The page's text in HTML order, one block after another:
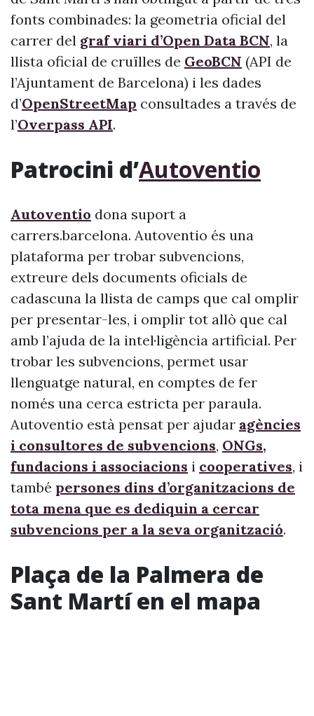
fonts combinades: la geometria oficial del
carrer del graf viari d’Open Data BCN, la
llista oficial de cruïlles de GeoBCN (API de
l’Ajuntament de Barcelona) i les dades
d’OpenStreetMap consultades a través de
l’Overpass API.
Patrocini d’Autoventio
Autoventio dona suport a
carrers.barcelona. Autoventio és una
plataforma per trobar subvencions,
extreure dels documents oficials de
cadascuna la llista de camps que cal omplir
per presentar-les, i omplir tot allò que cal
amb l’ajuda de la intel·ligència artificial. Per
trobar les subvencions, permet usar
llenguatge natural, en comptes de fer
només una cerca estricta per paraula.
Autoventio està pensat per ajudar agències
i consultores de subvencions, ONGs,
fundacions i associacions i cooperatives, i
també persones dins d’organitzacions de
tota mena que es dediquin a cercar
subvencions per a la seva organització.
Plaça de la Palmera de
Sant Martí en el mapa